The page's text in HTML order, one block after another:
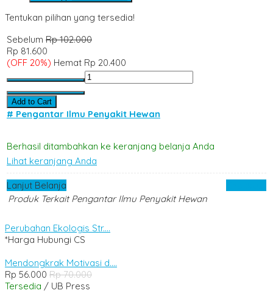
Tentukan pilihan yang tersedia!
Sebelum Rp 102.000
Rp 81.600
(OFF 20%) Hemat Rp 20.400
Add to Cart
# Pengantar Ilmu Penyakit Hewan
Berhasil ditambahkan ke keranjang belanja Anda
Lihat keranjang Anda
Lanjut Belanja
Produk Terkait Pengantar Ilmu Penyakit Hewan
Perubahan Ekologis Str....
*Harga Hubungi CS
Mendongkrak Motivasi d....
Rp 56.000 Rp 70.000
Tersedia / UB Press